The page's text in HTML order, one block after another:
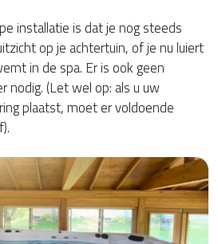
installatie is dat je nog steeds
op je achtertuin, of je nu luiert
in de spa. Er is ook geen
nodig. (Let wel op: als u uw
plaatst, moet er voldoende